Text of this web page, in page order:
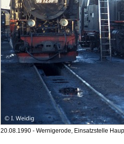
20.08.1990 - Wernigerode, Einsatzstelle